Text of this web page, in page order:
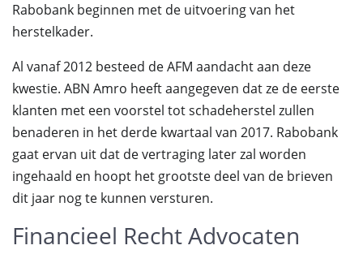
Rabobank beginnen met de uitvoering van het
herstelkader.
Al vanaf 2012 besteed de AFM aandacht aan deze
kwestie. ABN Amro heeft aangegeven dat ze de eerste
klanten met een voorstel tot schadeherstel zullen
benaderen in het derde kwartaal van 2017. Rabobank
gaat ervan uit dat de vertraging later zal worden
ingehaald en hoopt het grootste deel van de brieven
dit jaar nog te kunnen versturen.
Financieel Recht Advocaten